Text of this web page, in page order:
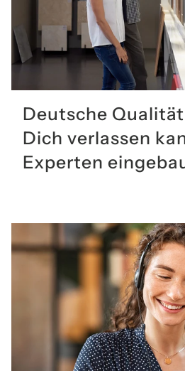
Deutsche
Dich verlassen
Experten